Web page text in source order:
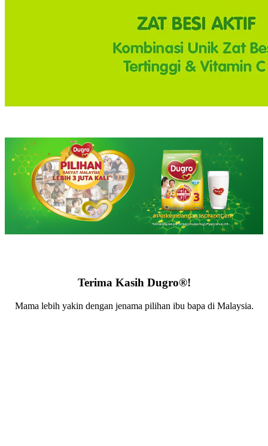
Terima Kasih Dugro®!
Mama lebih yakin dengan jenama pilihan ibu bapa di Malaysia.